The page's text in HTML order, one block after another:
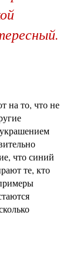
на то, что не
что синий
те, кто